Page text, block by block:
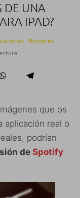
DE UNA
IPAD?
Rumores ·
que os
aplicación real o
podrían
de Spotify